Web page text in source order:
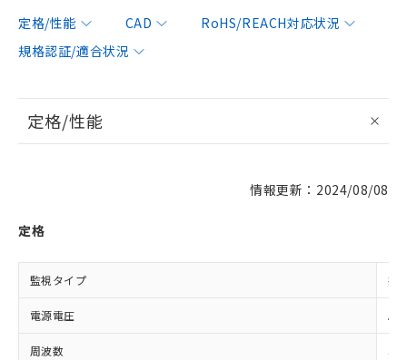
定格/性能 CAD
RoHS/REACH対応状況
規格認証/適合状況
定格/性能
情報更新：2024/08/08
定格
監視タイプ 振
電源電圧
周波数